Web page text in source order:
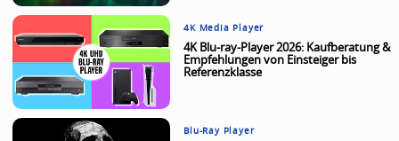
4K Media Player
4K Blu-ray-Player 2026: Kaufberatung &
Empfehlungen von Einsteiger bis
Referenzklasse
Blu-Ray Player